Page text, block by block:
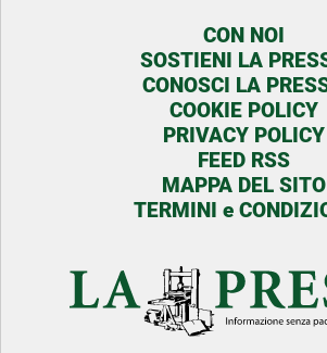
CON NOI
SOSTIENI LA
CONOSCI LA
COOKIE POLICY
PRIVACY POLICY
FEED RSS
MAPPA DEL SITO
TERMINI e